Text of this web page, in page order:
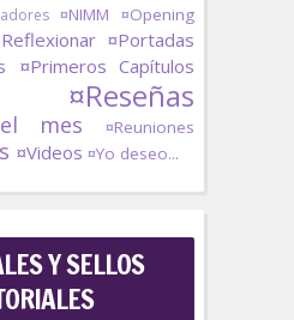
¤NIMM ¤Opening
¤Portadas
¤Primeros Capítulos
¤Reseñas
mes
¤Reuniones
¤Videos ¤Yo deseo...
Y SELLOS